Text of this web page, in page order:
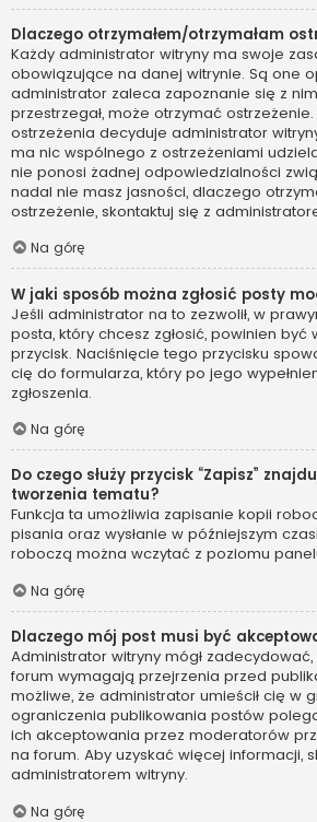
Dlaczego otrzymałem/otrzymałam
Każdy administrator witryny ma swoje
obowiązujące na danej witrynie. Są one
administrator zaleca zapoznanie się z
przestrzegał, może otrzymać
ostrzeżenia decyduje administrator
ma nic wspólnego z ostrzeżeniami
nie ponosi żadnej odpowiedzialności
nadal nie masz jasności, dlaczego
ostrzeżenie, skontaktuj się z
Na górę
W jaki sposób można zgłosić posty
Jeśli administrator na to zezwolił, w
posta, który chcesz zgłosić, powinien
przycisk. Naciśnięcie tego przycisku
cię do formularza, który po jego
zgłoszenia.
Na górę
Do czego służy przycisk “Zapisz”
tworzenia tematu?
Funkcja ta umożliwia zapisanie kopii
pisania oraz wysłanie w późniejszym
roboczą można wczytać z poziomu
Na górę
Dlaczego mój post musi być
Administrator witryny mógł
forum wymagają przejrzenia przed
możliwe, że administrator umieścił cię w
ograniczenia publikowania postów
ich akceptowania przez moderatorów
na forum. Aby uzyskać więcej informacji,
administratorem witryny.
Na górę